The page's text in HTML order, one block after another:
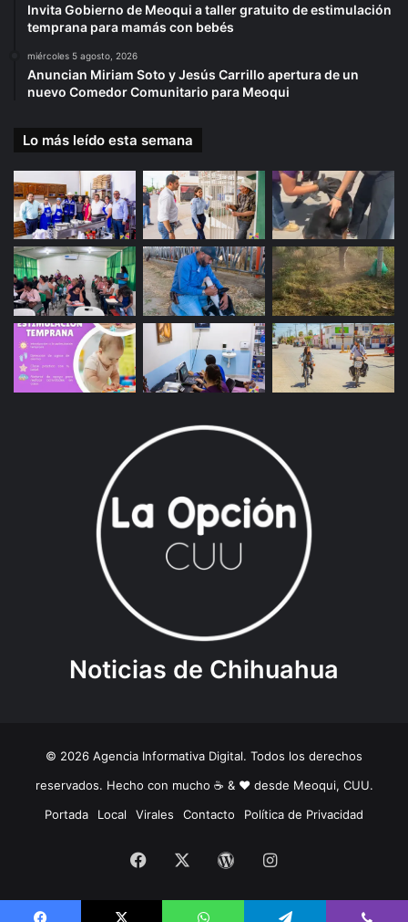
Invita Gobierno de Meoqui a taller gratuito de estimulación
temprana para mamás con bebés
miércoles 5 agosto, 2026
Anuncian Miriam Soto y Jesús Carrillo apertura de un
nuevo Comedor Comunitario para Meoqui
Lo más leído esta semana
Noticias de Chihuahua
© 2026 Agencia Informativa Digital. Todos los derechos
reservados. Hecho con mucho ☕️ & ❤️ desde Meoqui, CUU.
Portada
Local Virales Contacto Política de Privacidad
Facebook WordPressInstagram